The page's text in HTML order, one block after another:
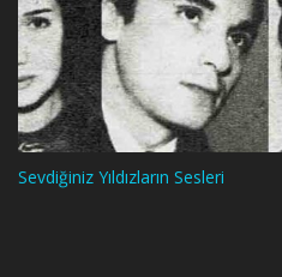
Sevdiğiniz Yıldızların Sesleri